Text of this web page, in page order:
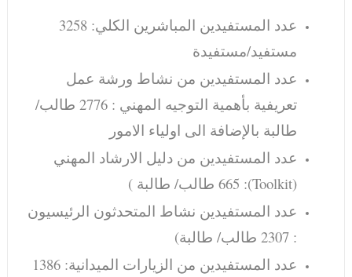
عدد المستفيدين المباشرين الكلي: 3258
مستفيد/مستفيدة
عدد المستفيدين من نشاط ورشة عمل
تعريفية بأهمية التوجيه المهني : 2776 طالب/
طالبة بالإضافة الى اولياء الامور
عدد المستفيدين من دليل الارشاد المهني
(Toolkit): 665 طالب/ طالبة )
عدد المستفيدين نشاط المتحدثون الرئيسيون
: 2307 طالب/ طالبة)
عدد المستفيدين من الزيارات الميدانية: 1386